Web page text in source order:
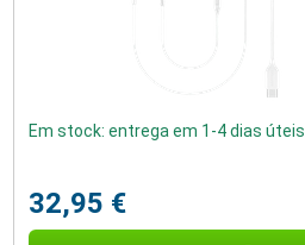
Em stock: entrega em 1-4 dias úteis
32,95 €